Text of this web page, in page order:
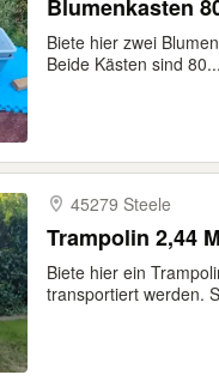
Blumenkasten
Biete hier zwei
Beide Kästen sind 80...
45279 Steele
Trampolin 2,44
Biete hier ein
transportiert werden.